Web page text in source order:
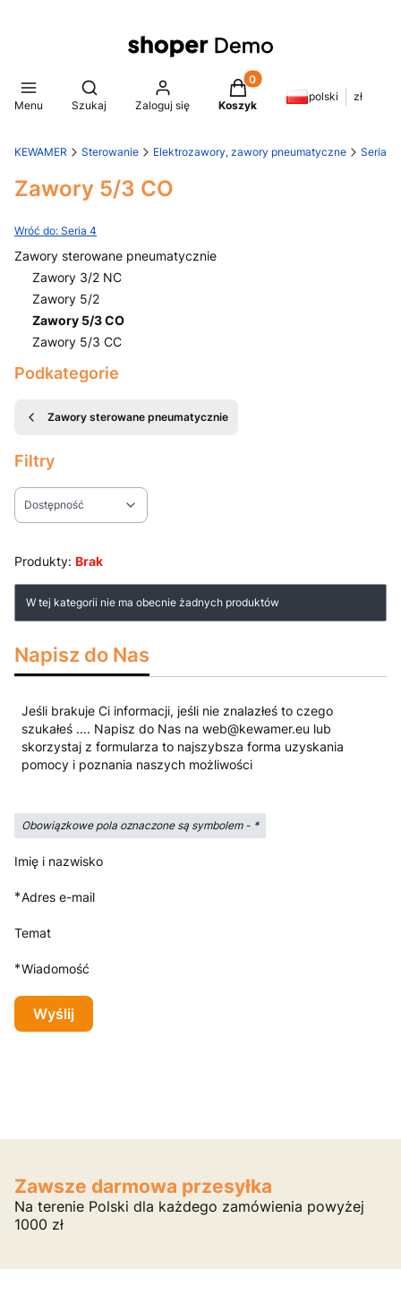
Menu
Otwórz wyszukiwarkę
Szukaj Zaloguj się
Produkty w koszyku: 0.
Koszyk
polski zł
KEWAMER Sterowanie Elektrozawory, zawory pneumatyczne Seria 4
Zawory 5/3 CO
Wróć do: Seria 4
Zawory sterowane pneumatycznie
Zawory 3/2 NC
Zawory 5/2
Zawory 5/3 CO
Zawory 5/3 CC
Koniec menu
Podkategorie
Zawory sterowane pneumatycznie
Filtry
Dostępność
Produkty: Brak
Lista produktów
W tej kategorii nie ma obecnie żadnych produktów
Napisz do Nas
Jeśli brakuje Ci informacji, jeśli nie znalazłeś to czego
szukałeś .... Napisz do Nas na web@kewamer.eu lub
skorzystaj z formularza to najszybsza forma uzyskania
pomocy i poznania naszych możliwości
Obowiązkowe pola oznaczone są symbolem - *
Imię i nazwisko
*Adres e-mail
Temat
*Wiadomość
Wyślij
Zawsze darmowa przesyłka
Na terenie Polski dla każdego zamówienia powyżej
1000 zł